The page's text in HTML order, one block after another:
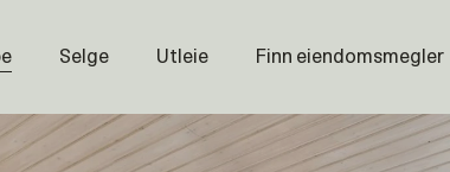
Selge Utleie Finn eiendomsmegler